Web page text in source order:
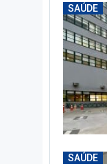
SAÚDE
SAÚDE